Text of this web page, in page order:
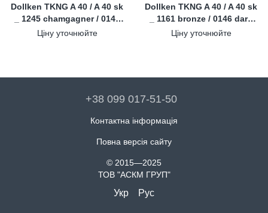
Dollken TKNG A 40 / A 40 sk
_ 1245 chamgagner / 0146
dark grey
Ціну уточнюйте
Dollken TKNG A 40 / A 40 sk
_ 1161 bronze / 0146 dark
grey
Ціну уточнюйте
+38 099 017-51-50
Контактна інформація
Повна версія сайту
© 2015—2025
ТОВ "АСКМ ГРУП"
Укр Рус